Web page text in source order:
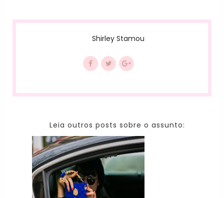
Shirley Stamou
Leia outros posts sobre o assunto: